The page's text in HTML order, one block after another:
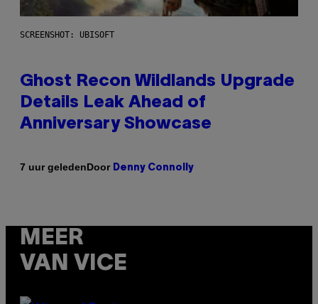
SCREENSHOT: UBISOFT
Ghost Recon Wildlands Upgrade
Details Leak Ahead of
Anniversary Showcase
7 uur geledenDoor Denny Connolly
MEER
VAN VICE